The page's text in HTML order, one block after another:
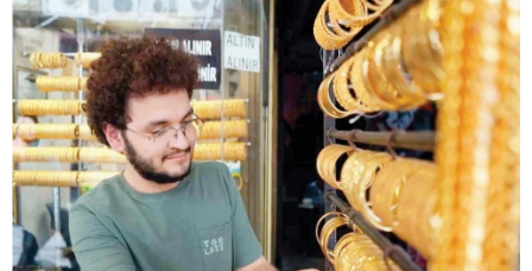
Yerli turist 229,7 milyar lira seyahat harcaması
yaptı
Gazze'deki Sağlık Bakanlığı duyurdu: Vahşetin
pençesinde 2 salgın vaka tespit edildi